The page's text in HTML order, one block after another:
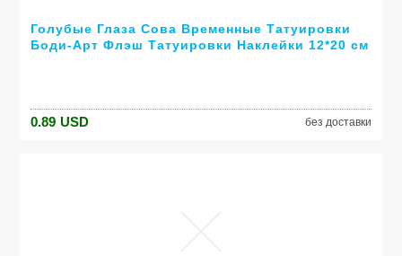
Голубые Глаза Сова Временные Татуировки
Боди-Арт Флэш Татуировки Наклейки 12*20 см
0.89 USD без доставки